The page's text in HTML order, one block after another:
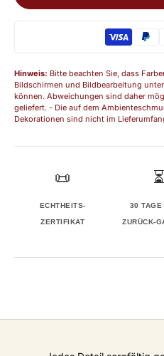
Hinweis: Bitte beachten Sie, dass
Bildschirmen und Bildbearbeitung
können. Abweichungen sind daher
geliefert. - Die auf dem
Dekorationen sind nicht im
📜
ECHTHEITS-
ZERTIFIKAT
⏳
30 TAGE
ZURÜCK-